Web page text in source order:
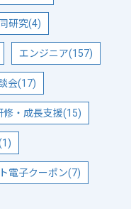
研究(4)
エンジニア(157)
会(17)
修・成長支援(15)
電子クーポン(7)